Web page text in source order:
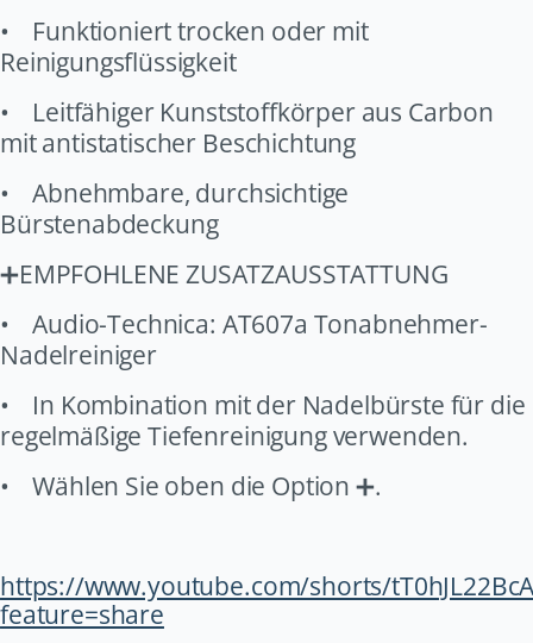
•
Funktioniert trocken oder mit
Reinigungsflüssigkeit
•
Leitfähiger Kunststoffkörper aus Carbon
mit antistatischer Beschichtung
•
Abnehmbare, durchsichtige
Bürstenabdeckung
➕EMPFOHLENE ZUSATZAUSSTATTUNG
•
Audio-Technica: AT607a Tonabnehmer-
Nadelreiniger
•
In Kombination mit der Nadelbürste für die
regelmäßige Tiefenreinigung verwenden.
•
Wählen Sie oben die Option ➕.
https://www.youtube.com/shorts/
feature=share